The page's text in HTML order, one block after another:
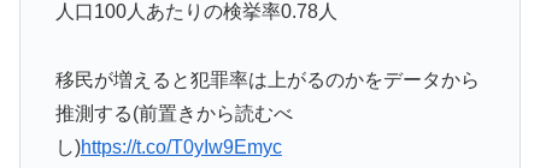
人口100人あたりの検挙率0.78人
移民が増えると犯罪率は上がるのかをデータから
推測する(前置きから読むべ
し)https://t.co/T0yIw9Emyc